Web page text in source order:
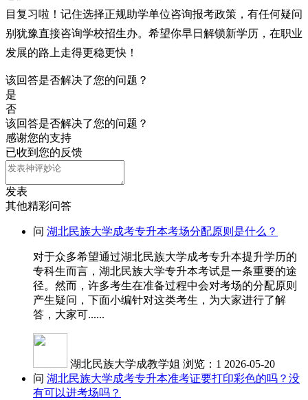
目复习啦！记住选择正规助学单位咨询报考政策，有任何疑问
别犹豫直接咨询学校招生办。希望你早日解锁新学历，在职业
发展的路上走得更稳更快！
该回答是否解决了您的问题？
是
否
该回答是否解决了您的问题？
感谢您的支持
已收到您的反馈
发表
其他精彩问答
问 湖北民族大学成考专升本考场分配原则是什么？
对于众多希望通过湖北民族大学成考专升本提升学历的
专科生而言，湖北民族大学专升本考试是一条重要的途
径。然而，许多考生在准备过程中会对考场的分配原则
产生疑问，下面小编针对这类考生，为大家进行了解
答，大家可......
湖北民族大学成教学姐 浏览：1 2026-05-20
问 湖北民族大学成考专升本准考证要打印彩色的吗？没
有可以进考场吗？